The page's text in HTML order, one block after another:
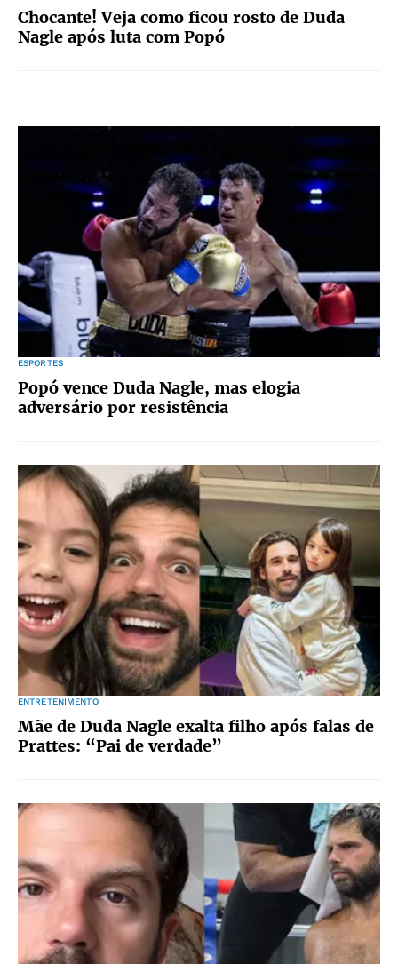
Chocante! Veja como ficou rosto de Duda
Nagle após luta com Popó
ESPORTES
Popó vence Duda Nagle, mas elogia
adversário por resistência
ENTRETENIMENTO
Mãe de Duda Nagle exalta filho após falas de
Prattes: “Pai de verdade”